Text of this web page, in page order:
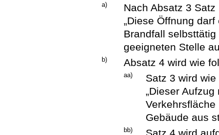
a)
Nach Absatz 3
„Diese Öffnung
Brandfall
geeigneten Stelle
b) Absatz 4 wird wie
aa)
Satz 3 wird
„Dieser
Gebäude aus
bb) Satz 4 wird